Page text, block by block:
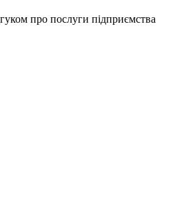
про послуги підприємства